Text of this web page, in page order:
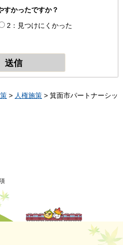
すかったですか？
2：見つけにくかった
> 人権施策 > 箕面市パートナーシッ